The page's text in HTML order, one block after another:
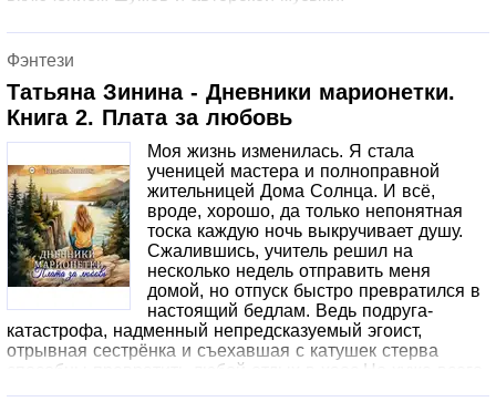
Фэнтези
Татьяна Зинина - Дневники марионетки.
Книга 2. Плата за любовь
Моя жизнь изменилась. Я стала
ученицей мастера и полноправной
жительницей Дома Солнца. И всё,
вроде, хорошо, да только непонятная
тоска каждую ночь выкручивает душу.
Сжалившись, учитель решил на
несколько недель отправить меня
домой, но отпуск быстро превратился в
настоящий бедлам. Ведь подруга-
катастрофа, надменный непредсказуемый эгоист,
отрывная сестрёнка и съехавшая с катушек стерва
способны превратить любой отдых в хаос.Но хуже всего